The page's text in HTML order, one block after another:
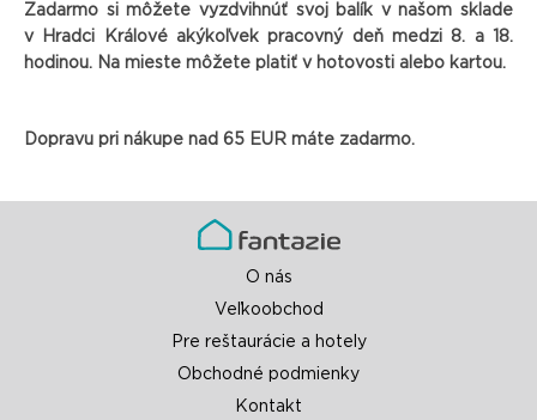
Zadarmo si môžete vyzdvihnúť svoj balík v našom sklade
v Hradci Králové akýkoľvek pracovný deň medzi 8. a 18.
hodinou. Na mieste môžete platiť v hotovosti alebo kartou.
Dopravu pri nákupe nad 65 EUR máte zadarmo.
O nás
Veľkoobchod
Pre reštaurácie a hotely
Obchodné podmienky
Kontakt